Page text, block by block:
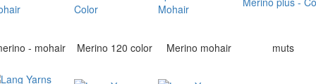
- mohair Merino 120 color Merino mohair muts